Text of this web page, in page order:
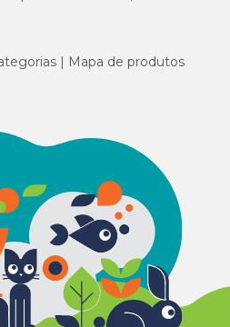
Mapa de produtos